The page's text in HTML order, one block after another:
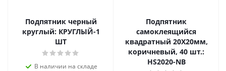
Подпятник черный
круглый: КРУГЛЫЙ-1
ШТ
В наличии на складе
Подпятник
самоклеящийся
квадратный 20X20мм,
коричневый, 40 шт.:
HS2020-NB